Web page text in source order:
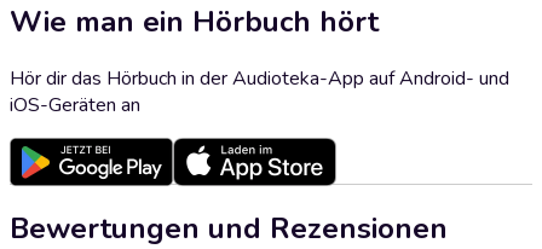
Wie man ein Hörbuch hört
Hör dir das Hörbuch in der Audioteka-App auf Android- und
iOS-Geräten an
Bewertungen und Rezensionen